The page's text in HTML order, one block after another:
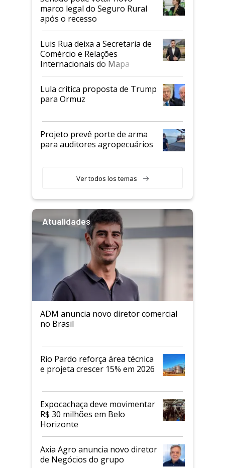
marco legal do Seguro Rural
após o recesso
Luis Rua deixa a Secretaria de
Comércio e Relações
Internacionais do Mapa
Lula critica proposta de Trump
para Ormuz
Projeto prevê porte de arma
para auditores agropecuários
Ver todos los temas
Atualidades
ADM anuncia novo diretor comercial
no Brasil
Rio Pardo reforça área técnica
e projeta crescer 15% em 2026
Expocachaça deve movimentar
R$ 30 milhões em Belo
Horizonte
Axia Agro anuncia novo diretor
de Negócios do grupo